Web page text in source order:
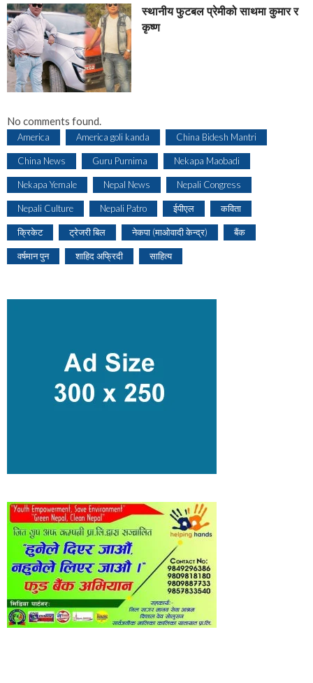
स्थानीय फुटबल प्रेमीको साथमा कुमार र
कृष्ण
No comments found.
America America goli kanda China Bidesh Mantri
China News Guru Purnima Nekapa Maobadi
Nekapa Yemale Nepal News Nepali Congress
Nepali Culture Nepali Patro ईपीएल कविता
क्रिकेट ट्रेजरी बिल नेकपा (माओवादी केन्द्र) बैंक
वर्षमान पुन शाहिद अफ्रिदी साहित्य